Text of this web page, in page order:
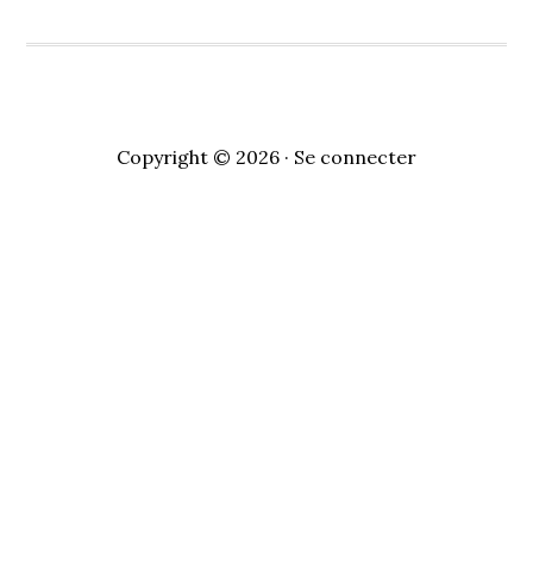
Copyright © 2026 · Se connecter